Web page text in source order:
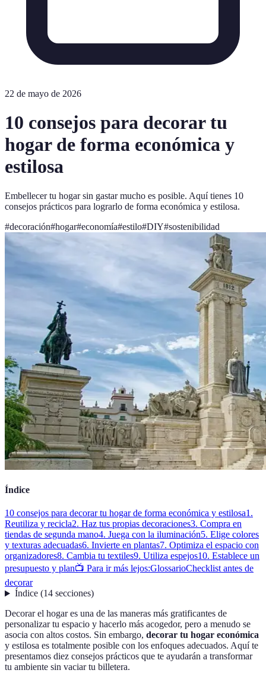
22 de mayo de 2026
10 consejos para decorar tu
hogar de forma económica y
estilosa
Embellecer tu hogar sin gastar mucho es posible. Aquí tienes 10
consejos prácticos para lograrlo de forma económica y estilosa.
#decoración#hogar#economía#estilo#DIY#sostenibilidad
Índice
10 consejos para decorar tu hogar de forma económica y estilosa1.
Reutiliza y recicla2. Haz tus propias decoraciones3. Compra en
tiendas de segunda mano4. Juega con la iluminación5. Elige colores
y texturas adecuadas6. Invierte en plantas7. Optimiza el espacio con
organizadores8. Cambia tu textiles9. Utiliza espejos10. Establece un
presupuesto y plan📺 Para ir más lejos:GlossarioChecklist antes de
decorar
Índice(14 secciones)
Decorar el hogar es una de las maneras más gratificantes de
personalizar tu espacio y hacerlo más acogedor, pero a menudo se
asocia con altos costos. Sin embargo, decorar tu hogar económica
y estilosa es totalmente posible con los enfoques adecuados. Aquí te
presentamos diez consejos prácticos que te ayudarán a transformar
tu ambiente sin vaciar tu billetera.